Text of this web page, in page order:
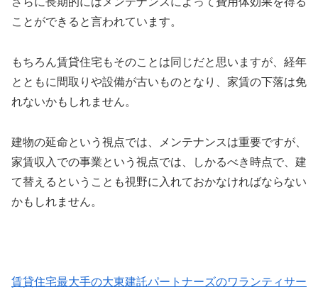
ことができると言われています。
もちろん賃貸住宅もそのことは同じだと思いますが、経年
とともに間取りや設備が古いものとなり、家賃の下落は免
れないかもしれません。
建物の延命という視点では、メンテナンスは重要ですが、
家賃収入での事業という視点では、しかるべき時点で、建
て替えるということも視野に入れておかなければならない
かもしれません。
賃貸住宅最大手の大東建託パートナーズのワランティサー